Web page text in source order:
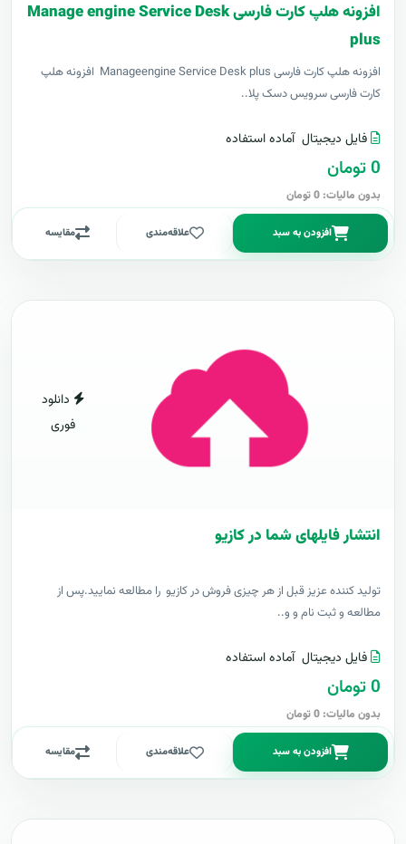
افزونه هلپ کارت فارسی Manage engine Service Desk
plus
افزونه هلپ کارت فارسی Manageengine Service Desk plus افزونه هلپ
کارت فارسی سرویس دسک پلا..
فایل دیجیتال آماده استفاده
0 تومان
بدون مالیات: 0 تومان
افزودن به سبد علاقه‌مندی مقایسه
دانلود
فوری
انتشار فایلهای شما در کازیو
توليد کننده عزيز قبل از هر چیزی فروش در کازیو را مطالعه نمایید.پس از
مطالعه و ثبت نام و و..
فایل دیجیتال آماده استفاده
0 تومان
بدون مالیات: 0 تومان
افزودن به سبد علاقه‌مندی مقایسه